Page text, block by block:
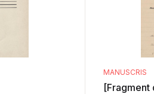
MANUSCRIS
[Fragment